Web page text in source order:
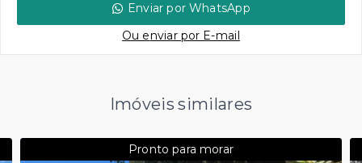
Enviar por WhatsApp
Ou enviar por E-mail
Imóveis similares
Pronto para morar